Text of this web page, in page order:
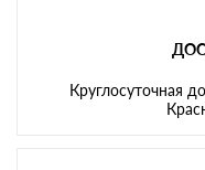
Круглосуточная